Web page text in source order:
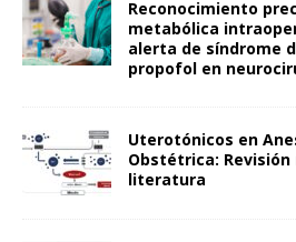
Reconocimiento
metabólica
alerta de síndrome
propofol en
Uterotónicos en
Obstétrica:
literatura